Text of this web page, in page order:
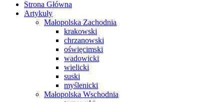
Strona Główna
Artykuły
Małopolska Zachodnia
krakowski
chrzanowski
oświęcimski
wadowicki
wielicki
suski
myślenicki
Małopolska Wschodnia